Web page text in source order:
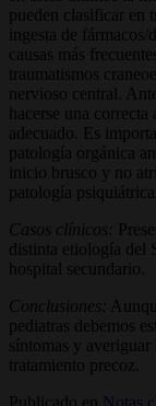
pueden clasificar en
ingesta de
causas más
traumatismos
nervioso central.
hacerse una
adecuado. Es
patología orgánica
inicio brusco y no
patología psiquiátrica.
Casos clínicos:
distinta etiología del
hospital secundario.
Conclusiones:
pediatras debemos
síntomas y averiguar
tratamiento precoz.
Publicado en
Notas